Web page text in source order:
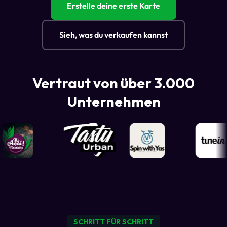
Erstelle deine erste Karte
Sieh, was du verkaufen kannst
Vertraut von über 3.000
Unternehmen
SCHRITT FÜR SCHRITT